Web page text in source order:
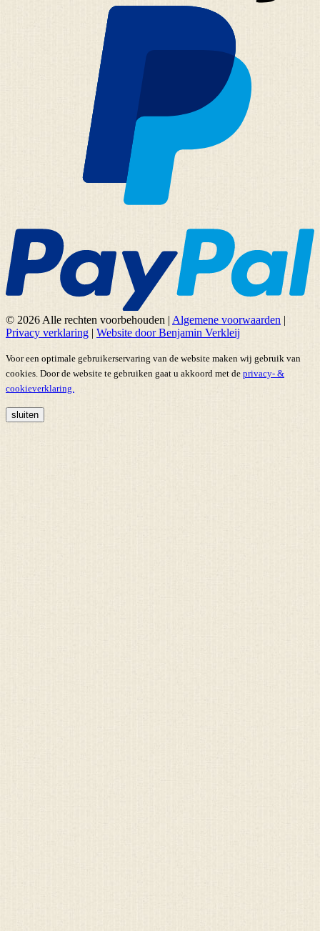
© 2026 Alle rechten voorbehouden | Algemene voorwaarden |
Privacy verklaring | Website door Benjamin Verkleij
Voor een optimale gebruikerservaring van de website maken wij gebruik van
cookies. Door de website te gebruiken gaat u akkoord met de privacy- &
cookieverklaring.
sluiten